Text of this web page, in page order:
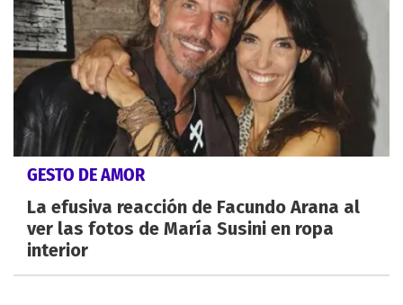
GESTO DE AMOR
La efusiva reacción de Facundo Arana al
ver las fotos de María Susini en ropa
interior